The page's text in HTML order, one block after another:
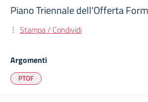
Piano Triennale dell'Offerta
Stampa / Condividi
Argomenti
PTOF